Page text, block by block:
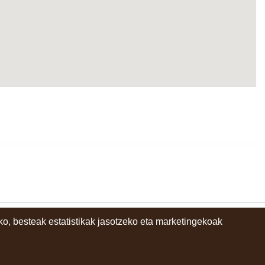
besteak estatistikak jasotzeko eta marketingekoak
instagram
facebook